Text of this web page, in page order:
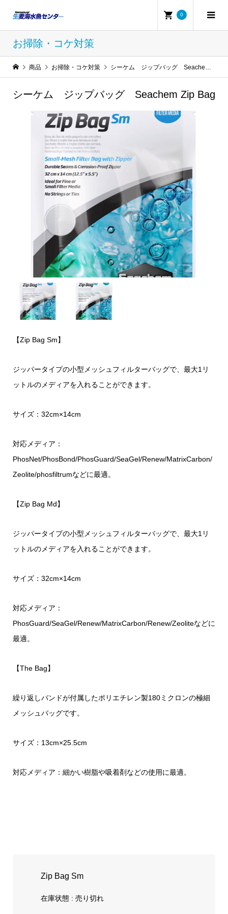
0
お掃除・コケ対策
商品 お掃除・コケ対策 シーケム ジップバッグ Seachem Zip Bag
シーケム ジップバッグ Seachem Zip Bag
【Zip Bag Sm】
ジッパータイプの小型メッシュフィルターバッグで、最大1リ
ットルのメディアを入れることができます。
サイズ：32cm×14cm
対応メディア：
PhosNet/PhosBond/PhosGuard/SeaGel/Renew/MatrixCarbon/
Zeolite/phosfiltrumなどに最適。
【Zip Bag Md】
ジッパータイプの小型メッシュフィルターバッグで、最大1リ
ットルのメディアを入れることができます。
サイズ：32cm×14cm
対応メディア：
PhosGuard/SeaGel/Renew/MatrixCarbon/Renew/Zeoliteなどに
最適。
【The Bag】
繰り返しバンドが付属したポリエチレン製180ミクロンの極細
メッシュバッグです。
サイズ：13cm×25.5cm
対応メディア：細かい樹脂や吸着剤などの使用に最適。
Zip Bag Sm
在庫状態 : 売り切れ